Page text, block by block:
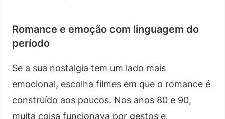
Romance e emoção com linguagem do
período
Se a sua nostalgia tem um lado mais
emocional, escolha filmes em que o romance é
construído aos poucos. Nos anos 80 e 90,
muita coisa funcionava por gestos e